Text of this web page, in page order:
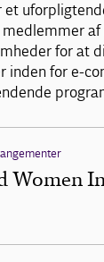
et
for at
inden for e-
Women